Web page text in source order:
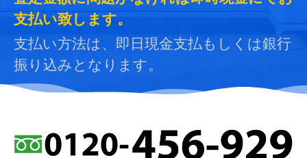
支払い致します。
支払い方法は、即日現金支払もしくは銀行
振り込みとなります。